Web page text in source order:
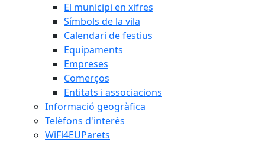
El municipi en xifres
Símbols de la vila
Calendari de festius
Equipaments
Empreses
Comerços
Entitats i associacions
Informació geogràfica
Telèfons d'interès
WiFi4EUParets